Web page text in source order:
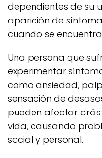
dependientes de su
aparición de
cuando se
Una persona que
experimentar
como ansiedad,
sensación de
pueden afectar
vida, causando
social y personal.